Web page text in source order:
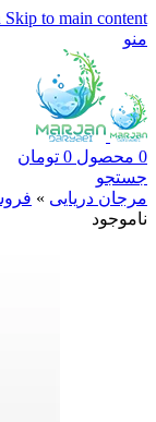
Skip to main content
منو
0 محصول 0 تومان
جستجو
مرجان دریایی »
ناموجود